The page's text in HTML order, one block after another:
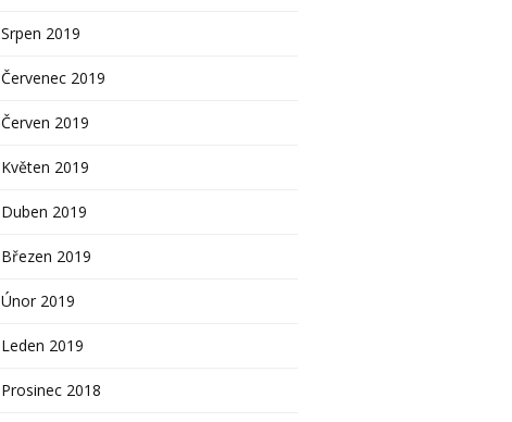
Srpen 2019
Červenec 2019
Červen 2019
Květen 2019
Duben 2019
Březen 2019
Únor 2019
Leden 2019
Prosinec 2018